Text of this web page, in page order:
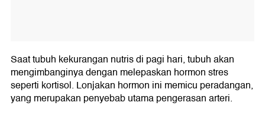
Saat tubuh kekurangan nutris di pagi hari, tubuh akan
mengimbanginya dengan melepaskan hormon stres
seperti kortisol. Lonjakan hormon ini memicu peradangan,
yang merupakan penyebab utama pengerasan arteri.